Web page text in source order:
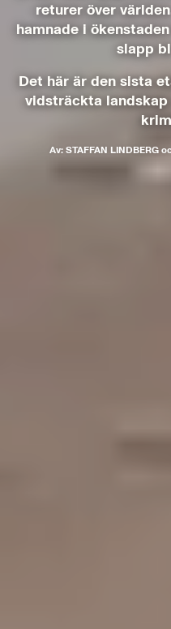
returer över
hamnade i
slapp
Det här är den sista
vidsträckta landskap
Av: STAFFAN LINDBERG